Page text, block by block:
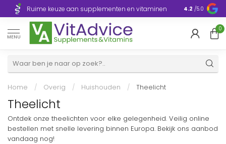
Ruime keuze aan supplementen en vitaminen Europa
4.2 /5.0
MENU
0
Home / Overig / Huishouden / Theelicht
Theelicht
Ontdek onze theelichten voor elke gelegenheid. Veilig online
bestellen met snelle levering binnen Europa. Bekijk ons aanbod
vandaag nog!